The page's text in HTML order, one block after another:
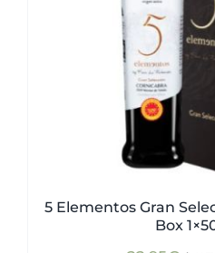
5 Elementos Gran
Box